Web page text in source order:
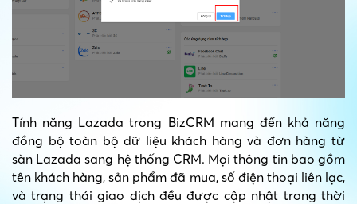
Tính năng Lazada trong BizCRM mang đến khả năng
đồng bộ toàn bộ dữ liệu khách hàng và đơn hàng từ
sàn Lazada sang hệ thống CRM. Mọi thông tin bao gồm
tên khách hàng, sản phẩm đã mua, số điện thoại liên lạc,
và trạng thái giao dịch đều được cập nhật trong thời